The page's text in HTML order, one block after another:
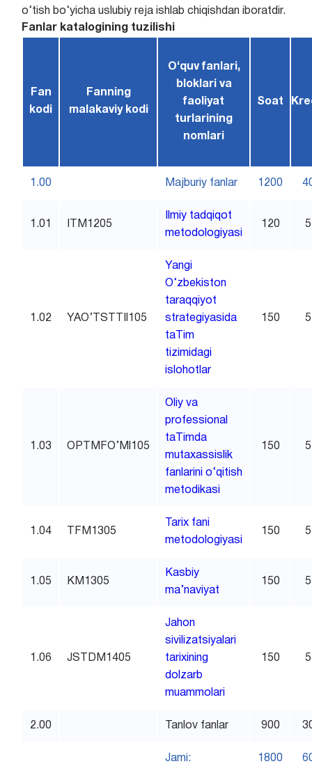
o‘tish bo‘yicha uslubiy reja ishlab chiqishdan iboratdir.
Fanlar katalogining tuzilishi
Fan
kodi
Fanning
malakaviy kodi
O‘quv fanlari,
bloklari va
faoliyat
turlarining
nomlari
Soat
1.00 Majburiy fanlar 1200
1.01 ITM1205
Ilmiy tadqiqot
metodologiyasi
120 5
1.02 YAO’TSTTIl105
Yangi
O‘zbekiston
taraqqiyot
strategiyasida
taTim
tizimidagi
islohotlar
150 5
1.03 OPTMFO’Ml105
Oliy va
professional
taTimda
mutaxassislik
fanlarini o‘qitish
metodikasi
150 5
1.04 TFM1305
Tarix fani
metodologiyasi
150 5
1.05 KM1305
Kasbiy
ma’naviyat
150 5
1.06 JSTDM1405
Jahon
sivilizatsiyalari
tarixining
dolzarb
muammolari
150 5
2.00 Tanlov fanlar 900
Jami: 1800